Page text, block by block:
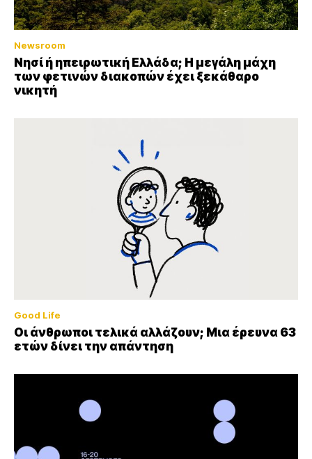
Newsroom
Νησί ή ηπειρωτική Ελλάδα; Η μεγάλη μάχη
των φετινών διακοπών έχει ξεκάθαρο
νικητή
Good Life
Οι άνθρωποι τελικά αλλάζουν; Μια έρευνα 63
ετών δίνει την απάντηση